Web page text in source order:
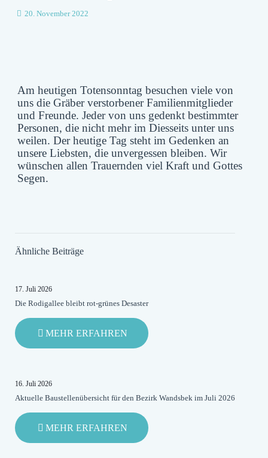
20. November 2022
Am heutigen Totensonntag besuchen viele von
uns die Gräber verstorbener Familienmitglieder
und Freunde. Jeder von uns gedenkt bestimmter
Personen, die nicht mehr im Diesseits unter uns
weilen. Der heutige Tag steht im Gedenken an
unsere Liebsten, die unvergessen bleiben. Wir
wünschen allen Trauernden viel Kraft und Gottes
Segen.
Ähnliche Beiträge
17. Juli 2026
Die Rodigallee bleibt rot-grünes Desaster
MEHR ERFAHREN
DIE
DESASTER
16. Juli 2026
Aktuelle Baustellenübersicht für den Bezirk Wandsbek im Juli 2026
MEHR ERFAHREN
AKTUELLE